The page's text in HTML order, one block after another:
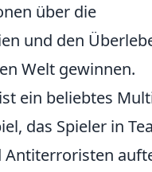
über die
und den
Welt gewinnen.
ein beliebtes
das Spieler in
Antiterroristen